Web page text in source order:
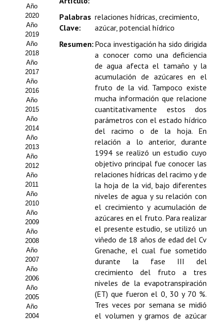
REVISTA ITEA
Presentación ITEA
Equipo Editorial
Leer revista ITEA
Directrices para autores/as
Políticas Editoriales
Propuesta Volumen Especial
Sello Calidad FECYT
Premio Prensa Agraria
Buscador de Artículos
JORNADAS AIDA
Presentación Jornadas
Comunicaciones
Jornadas PAM 2026
Premio Jóvenes Investigadores
Año
2020
Año
2019
Año
2018
Año
2017
Año
2016
Año
2015
Año
2014
Año
2013
Año
2012
Año
2011
Año
2010
Año
2009
Año
2008
Año
2007
Año
2006
Año
2005
Año
2004
Palabras
Clave:
relaciones hídricas, crecimiento,
azúcar, potencial hídrico
Resumen: Poca investigación ha sido dirigida
a conocer como una deficiencia
de agua afecta el tamaño y la
acumulación de azúcares en el
fruto de la vid. Tampoco existe
mucha información que relacione
cuantitativamente estos dos
parámetros con el estado hídrico
del racimo o de la hoja. En
relación a lo anterior, durante
1994 se realizó un estudio cuyo
objetivo principal fue conocer las
relaciones hídricas del racimo y de
la hoja de la vid, bajo diferentes
niveles de agua y su relación con
el crecimiento y acumulación de
azúcares en el fruto. Para realizar
el presente estudio, se utilizó un
viñedo de 18 años de edad del Cv
Grenache, el cual fue sometido
durante la fase III del
crecimiento del fruto a tres
niveles de la evapotranspiración
(ET) que fueron el 0, 30 y 70 %.
Tres veces por semana se midió
el volumen y gramos de azúcar